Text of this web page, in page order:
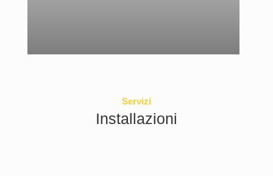
Servizi
Installazioni